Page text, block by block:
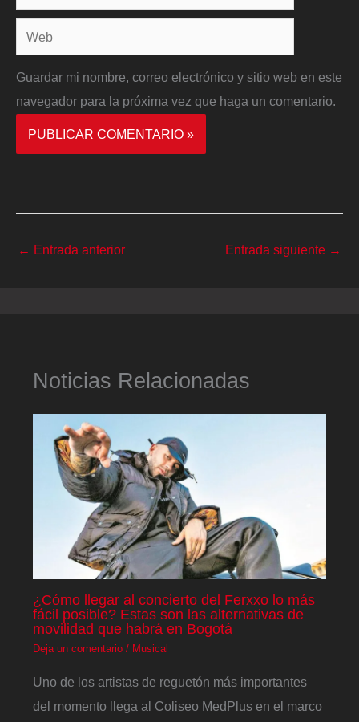
electrónico*
Web
Guardar mi nombre, correo electrónico y sitio web en este
navegador para la próxima vez que haga un comentario.
← Entrada anterior Entrada siguiente →
Noticias Relacionadas
¿Cómo llegar al concierto del Ferxxo lo más
fácil posible? Estas son las alternativas de
movilidad que habrá en Bogotá
Deja un comentario / Musical
Uno de los artistas de reguetón más importantes
del momento llega al Coliseo MedPlus en el marco